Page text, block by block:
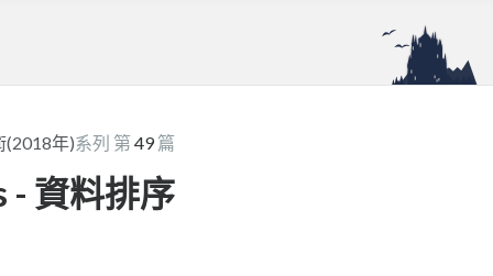
(2018年)系列 第49篇
- 資料排序